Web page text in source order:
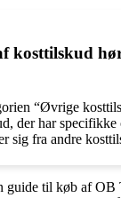
kosttilskud
“Øvrige
der har specifikke
sig fra andre
guide til køb af OB